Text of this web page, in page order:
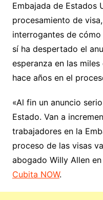
Embajada de Estados
procesamiento de
interrogantes de
sí ha despertado el
esperanza en las
hace años en el
«Al fin un anuncio
Estado. Van a
trabajadores en la
proceso de las visas
abogado Willy Allen
Cubita NOW.